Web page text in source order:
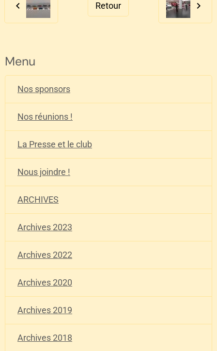
Retour
Menu
Nos sponsors
Nos réunions !
La Presse et le club
Nous joindre !
ARCHIVES
Archives 2023
Archives 2022
Archives 2020
Archives 2019
Archives 2018